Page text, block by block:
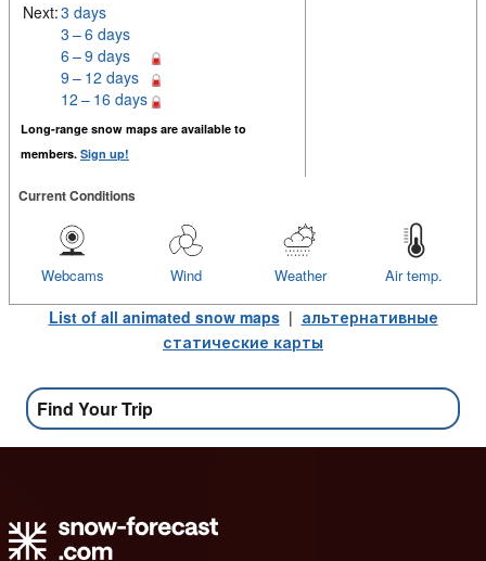
Next:3 days
3 – 6 days
6 – 9 days
9 – 12 days
12 – 16 days
Long-range snow maps are available to
members. Sign up!
Current Conditions
Air temp.
Weather
Wind
Webcams
List of all animated snow maps| альтернативные
статические карты
Find Your Trip